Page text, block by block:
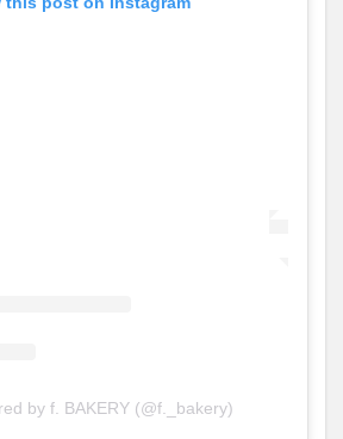
by f. BAKERY (@f._bakery)